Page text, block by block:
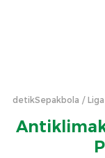
detikSepakbola